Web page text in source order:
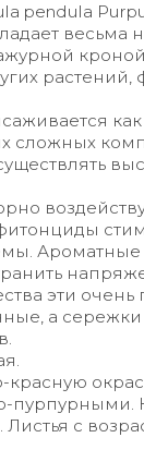
pendula
весьма
растений,
сложных
эти очень
а
пурпурными.
с